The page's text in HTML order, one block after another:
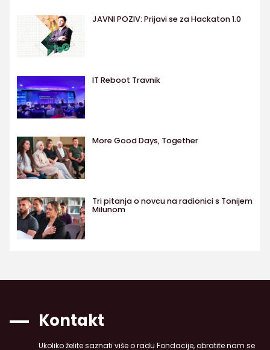
JAVNI POZIV: Prijavi se za Hackaton 1.0
IT Reboot Travnik
More Good Days, Together
Tri pitanja o novcu na radionici s Tonijem
Milunom
Kontakt
Ukoliko želite saznati više o radu Fondacije, obratite nam se